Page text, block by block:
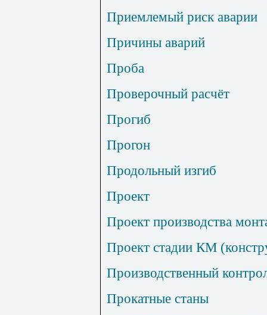
Приемлемый риск аварии
Причины аварий
Проба
Проверочный расчёт
Прогиб
Прогон
Продольный изгиб
Проект
Проект производства
Проект стадии КМ
Производственный
Прокатные станы